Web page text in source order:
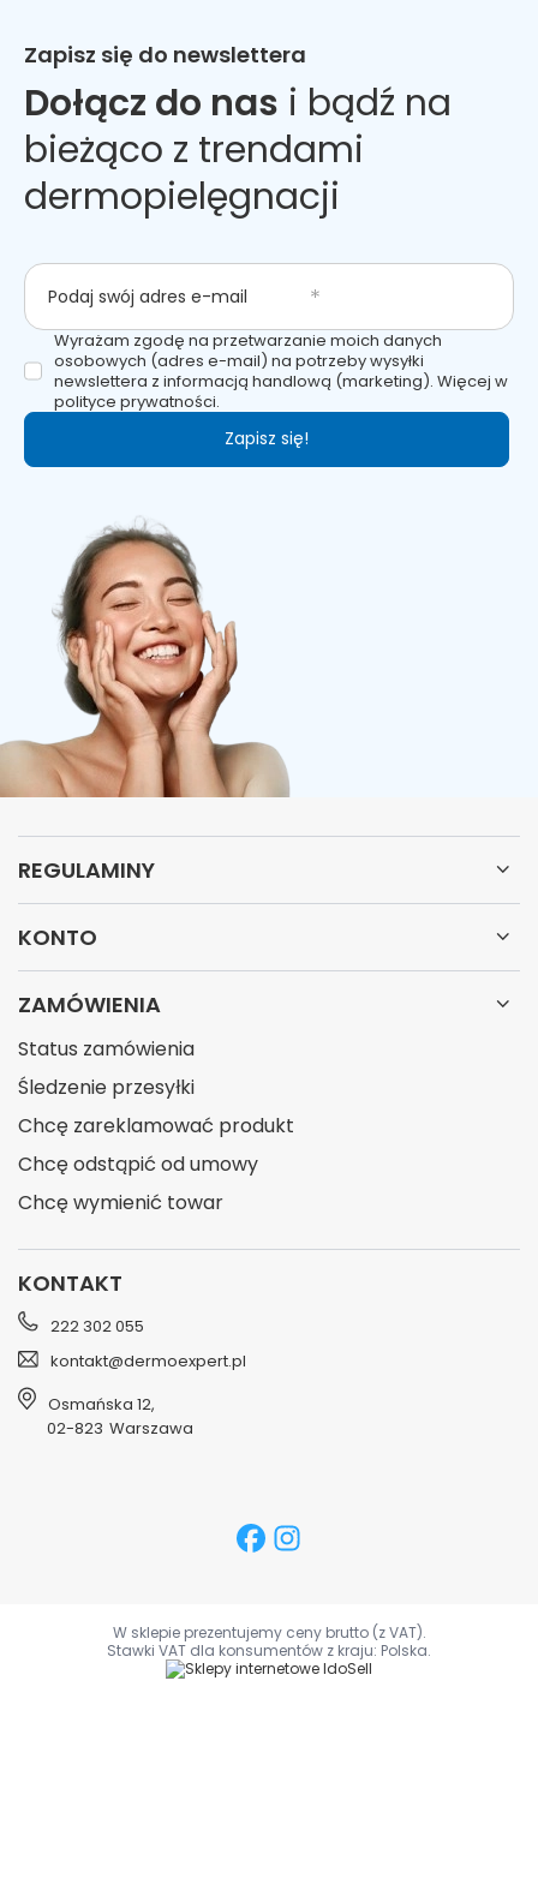
Zapisz się do newslettera
Dołącz do nas i bądź na
bieżąco z trendami
dermopielęgnacji
Podaj swój adres e-mail
Wyrażam zgodę na przetwarzanie moich danych
osobowych (adres e-mail) na potrzeby wysyłki
newslettera z informacją handlową (marketing). Więcej w
polityce prywatności.
Zapisz się!
REGULAMINY
KONTO
ZAMÓWIENIA
Status zamówienia
Śledzenie przesyłki
Chcę zareklamować produkt
Chcę odstąpić od umowy
Chcę wymienić towar
KONTAKT
222 302 055
kontakt@dermoexpert.pl
Osmańska 12,
02-823 Warszawa
W sklepie prezentujemy ceny brutto (z VAT).
Stawki VAT dla konsumentów z kraju: Polska.